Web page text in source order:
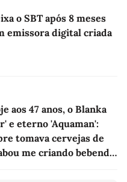
o SBT após 8 meses
emissora digital criada
aos 47 anos, o Blanka
e eterno 'Aquaman':
tomava cervejas de
me criando bebendo